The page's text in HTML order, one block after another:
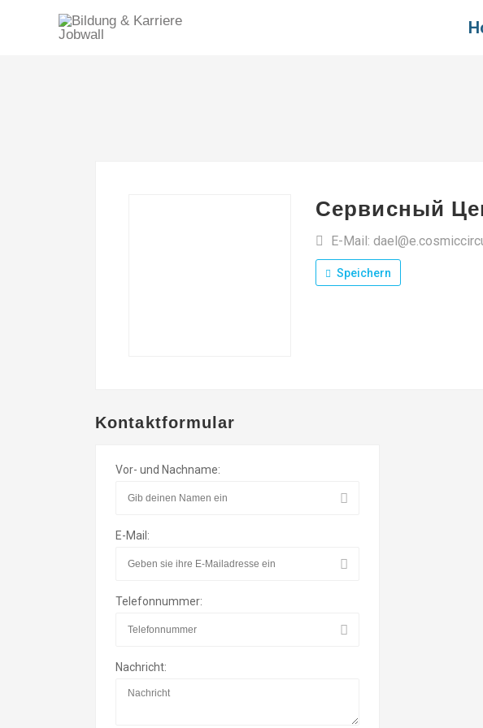
Сервисный
E-Mail:
Speichern
Kontaktformular
Vor- und Nachname:
E-Mail:
Telefonnummer:
Nachricht: